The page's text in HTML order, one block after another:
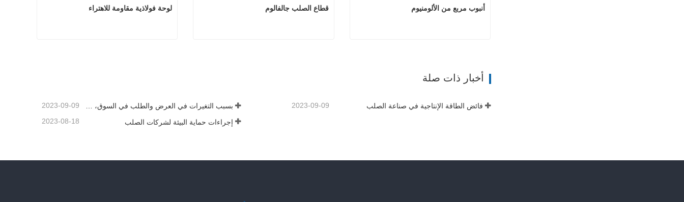
لوحة فولاذية مقاومة للاهتراء قطاع الصلب جالفالوم أنبوب مربع من الألومنيوم
أخبار ذات صلة
بسبب التغيرات في العرض والطلب في السوق، شهدت أسعار الصلب تقلبات كبيرة في الآونة الأخيرة 2023-09-09 فائض الطاقة الإنتاجية في صناعة الصلب 2023-09-09
إجراءات حماية البيئة لشركات الصلب 2023-08-18